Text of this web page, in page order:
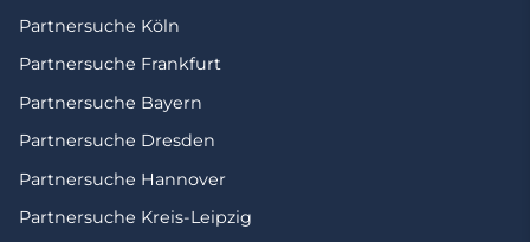
Partnersuche Köln
Partnersuche Frankfurt
Partnersuche Bayern
Partnersuche Dresden
Partnersuche Hannover
Partnersuche Kreis-Leipzig